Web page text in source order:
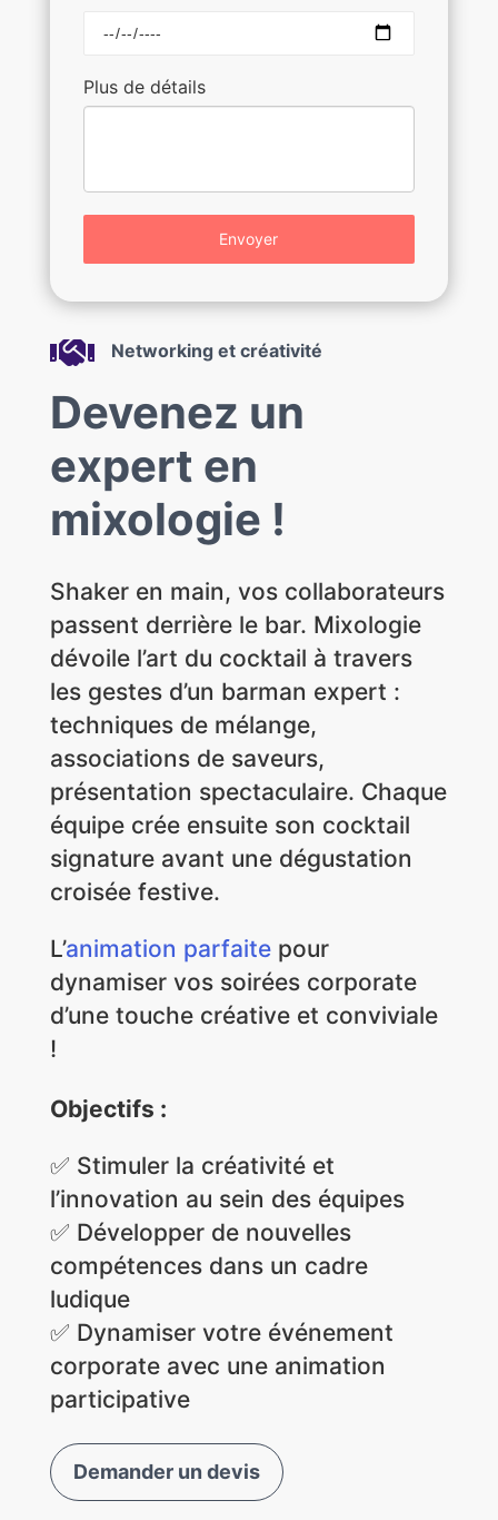
Plus de détails
Envoyer
 Networking et créativité
Devenez un
expert en
mixologie !
Shaker en main, vos collaborateurs
passent derrière le bar. Mixologie
dévoile l’art du cocktail à travers
les gestes d’un barman expert :
techniques de mélange,
associations de saveurs,
présentation spectaculaire. Chaque
équipe crée ensuite son cocktail
signature avant une dégustation
croisée festive.
L’animation parfaitepour
dynamiser vos soirées corporate
d’une touche créative et conviviale
!
Objectifs :
✅ Stimuler la créativité et
l’innovation au sein des équipes
✅ Développer de nouvelles
compétences dans un cadre
ludique
✅ Dynamiser votre événement
corporate avec une animation
participative
Demander un devis